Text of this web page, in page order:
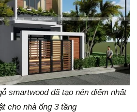
smartwood đã tạo nên điểm nhất
cho nhà ống 3 tầng